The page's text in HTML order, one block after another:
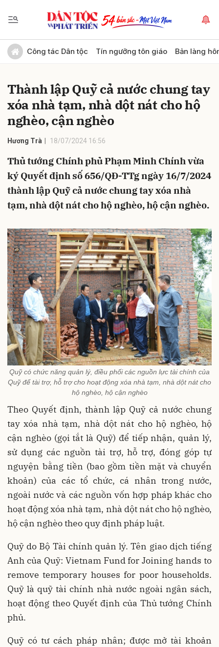
Công tác Dân tộc Tín ngưỡng tôn giáo Bản làng
Thành lập Quỹ cả nước chung tay
xóa nhà tạm, nhà dột nát cho hộ
nghèo, cận nghèo
Hương Trà 18/07/2024 16:56
Thủ tướng Chính phủ Phạm Minh Chính vừa
ký Quyết định số 656/QĐ-TTg ngày 16/7/2024
thành lập Quỹ cả nước chung tay xóa nhà
tạm, nhà dột nát cho hộ nghèo, hộ cận nghèo.
Quỹ có chức năng quản lý, điều phối các nguồn lực tài chính của
Quỹ để tài trợ, hỗ trợ cho hoạt động xóa nhà tạm, nhà dột nát cho
hộ nghèo, hộ cận nghèo
Theo Quyết định, thành lập Quỹ cả nước chung
tay xóa nhà tạm, nhà dột nát cho hộ nghèo, hộ
cận nghèo (gọi tắt là Quỹ) để tiếp nhận, quản lý,
sử dụng các nguồn tài trợ, hỗ trợ, đóng góp tự
nguyện bằng tiền (bao gồm tiền mặt và chuyển
khoản) của các tổ chức, cá nhân trong nước,
ngoài nước và các nguồn vốn hợp pháp khác cho
hoạt động xóa nhà tạm, nhà dột nát cho hộ nghèo,
hộ cận nghèo theo quy định pháp luật.
Quỹ do Bộ Tài chính quản lý. Tên giao dịch tiếng
Anh của Quỹ: Vietnam Fund for Joining hands to
remove temporary houses for poor households.
Quỹ là quỹ tài chính nhà nước ngoài ngân sách,
hoạt động theo Quyết định của Thủ tướng Chính
phủ.
Quỹ có tư cách pháp nhân; được mở tài khoản
Gửi bình luận